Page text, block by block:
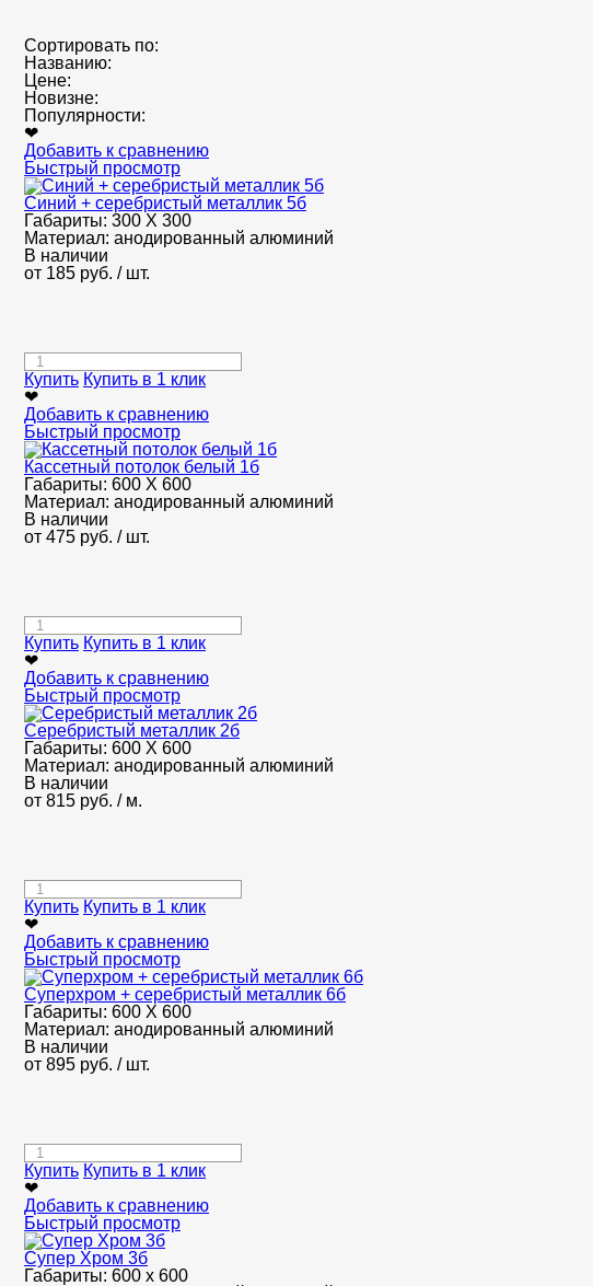
Сортировать по:
Названию:
Цене:
Новизне:
Популярности:
❤
Добавить к сравнению
Быстрый просмотр
Синий + серебристый металлик 5б
Габариты: 300 Х 300
Материал: анодированный алюминий
В наличии
от 185 руб. / шт.
Купить Купить в 1 клик
❤
Добавить к сравнению
Быстрый просмотр
Кассетный потолок белый 1б
Габариты: 600 Х 600
Материал: анодированный алюминий
В наличии
от 475 руб. / шт.
Купить Купить в 1 клик
❤
Добавить к сравнению
Быстрый просмотр
Серебристый металлик 2б
Габариты: 600 Х 600
Материал: анодированный алюминий
В наличии
от 815 руб. / м.
Купить Купить в 1 клик
❤
Добавить к сравнению
Быстрый просмотр
Суперхром + серебристый металлик 6б
Габариты: 600 Х 600
Материал: анодированный алюминий
В наличии
от 895 руб. / шт.
Купить Купить в 1 клик
❤
Добавить к сравнению
Быстрый просмотр
Супер Хром 3б
Габариты: 600 х 600